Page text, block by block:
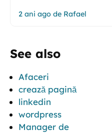
2 ani ago de Rafael
See also
Afaceri
crează pagină
linkedin
wordpress
Manager de